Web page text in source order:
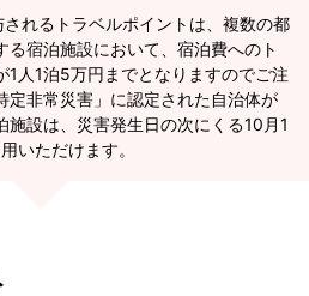
れるトラベルポイントは、複数の都
る宿泊施設において、宿泊費へのト
1人1泊5万円までとなりますのでご注
定非常災害」に認定された自治体が
施設は、災害発生日の次にくる10月1
いただけます。